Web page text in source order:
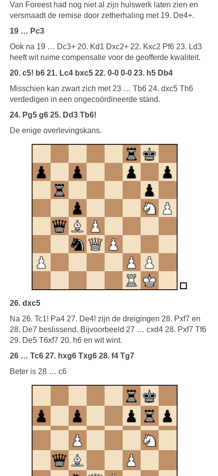
Van Foreest had nog niet al zijn huiswerk laten zien en
versmaadt de remise door zetherhaling met 19. De4+.
19 … Pc3
Ook na 19 … Dc3+ 20. Kd1 Dxc2+ 22. Kxc2 Pf6 23. Ld3
heeft wit ruime compensatie voor de geofferde kwaliteit.
20. c5! b6 21. Lc4 bxc5 22. 0-0 0-0 23. h5 Db4
Misschien kan zwart zich met 23 … Tb6 24. dxc5 Th6
verdedigen in een ongecoördineerde stand.
24. Pg5 g6 25. Dd3 Tb6!
De enige overlevingskans.
26. dxc5
Na 26. Tc1! Pa4 27. De4! zijn de dreigingen 28. Pxf7 en
28. De7 beslissend. Bijvoorbeeld 27 … cxd4 28. Pxf7 Tf6
29. De5 T6xf7 20. h6 en wit wint.
26 … Tc6 27. hxg6 Txg6 28. f4 Tg7
Beter is 28 … c6